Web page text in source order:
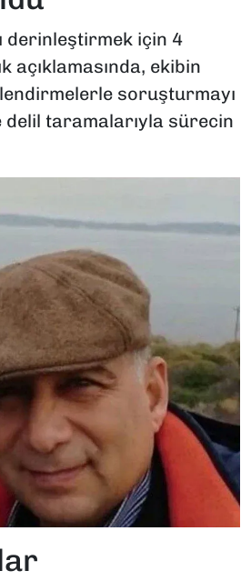
derinleştirmek için 4
açıklamasında, ekibin
soruşturmayı
taramalarıyla sürecin